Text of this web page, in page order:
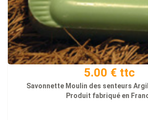
5.00 € ttc
Savonnette Moulin des senteurs
Produit fabriqué en